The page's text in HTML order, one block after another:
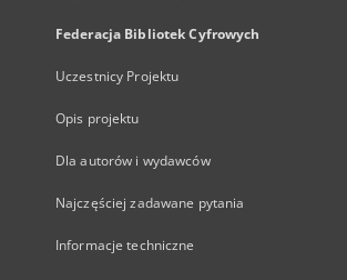
Federacja Bibliotek Cyfrowych
Uczestnicy Projektu
Opis projektu
Dla autorów i wydawców
Najczęściej zadawane pytania
Informacje techniczne